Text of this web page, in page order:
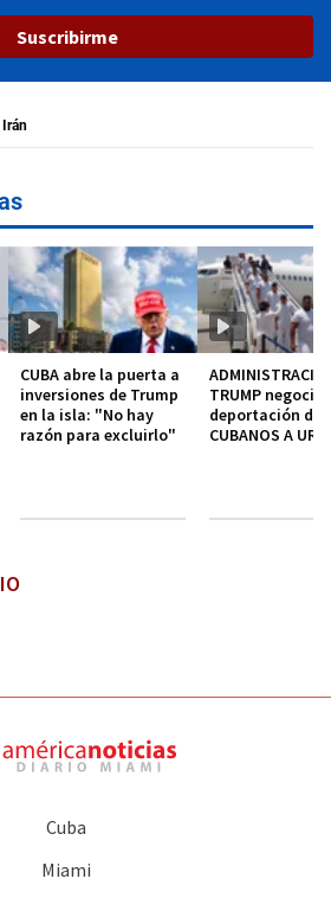
Suscribirme
Irán
CUBA abre la puerta a
inversiones de Trump
en la isla: "No hay
razón para excluirlo"
TRUMP negocia
deportación de
CUBANOS A
Cuba
Miami